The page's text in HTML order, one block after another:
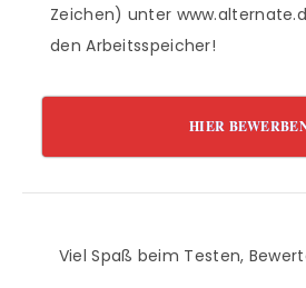
Zeichen) unter
den Arbeitsspeicher!
HIER
Viel Spaß beim Testen,